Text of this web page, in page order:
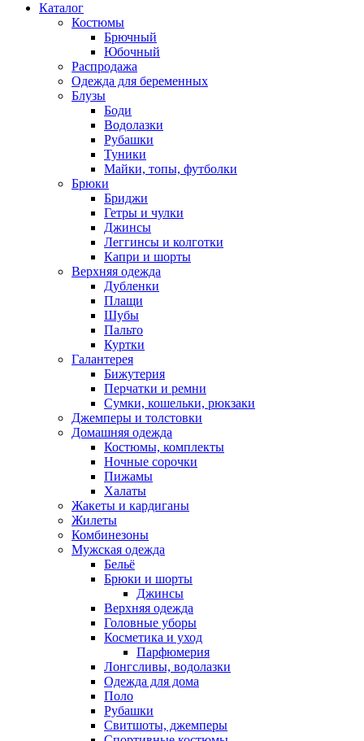
Каталог
Костюмы
Брючный
Юбочный
Распродажа
Одежда для беременных
Блузы
Боди
Водолазки
Рубашки
Туники
Майки, топы, футболки
Брюки
Бриджи
Гетры и чулки
Джинсы
Леггинсы и колготки
Капри и шорты
Верхняя одежда
Дубленки
Плащи
Шубы
Пальто
Куртки
Галантерея
Бижутерия
Перчатки и ремни
Сумки, кошельки, рюкзаки
Джемперы и толстовки
Домашняя одежда
Костюмы, комплекты
Ночные сорочки
Пижамы
Халаты
Жакеты и кардиганы
Жилеты
Комбинезоны
Мужская одежда
Бельё
Брюки и шорты
Джинсы
Верхняя одежда
Головные уборы
Косметика и уход
Парфюмерия
Лонгсливы, водолазки
Одежда для дома
Поло
Рубашки
Свитшоты, джемперы